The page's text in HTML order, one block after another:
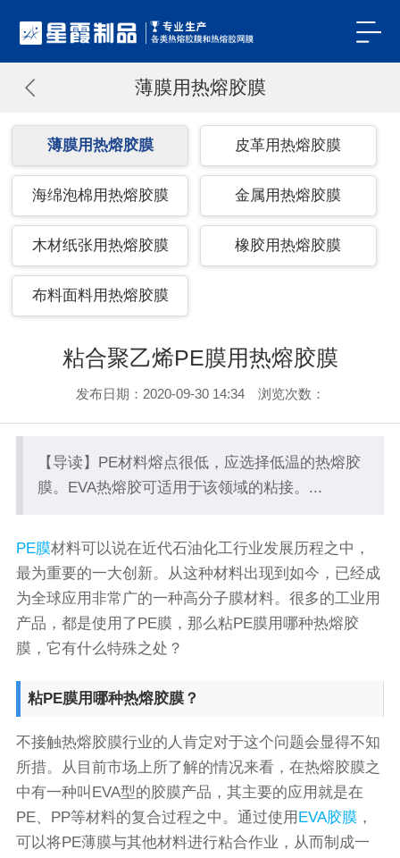
薄膜用热熔胶膜
薄膜用热熔胶膜 皮革用热熔胶膜
海绵泡棉用热熔胶膜 金属用热熔胶膜
木材纸张用热熔胶膜 橡胶用热熔胶膜
布料面料用热熔胶膜
粘合聚乙烯PE膜用热熔胶膜
发布日期：2020-09-30 14:34 浏览次数：
【导读】PE材料熔点很低，应选择低温的热熔胶
膜。EVA热熔胶可适用于该领域的粘接。...
PE膜材料可以说在近代石油化工行业发展历程之中，
最为重要的一大创新。从这种材料出现到如今，已经成
为全球应用非常广的一种高分子膜材料。很多的工业用
产品，都是使用了PE膜，那么粘PE膜用哪种热熔胶
膜，它有什么特殊之处？
粘PE膜用哪种热熔胶膜？
不接触热熔胶膜行业的人肯定对于这个问题会显得不知
所措。从目前市场上所了解的情况来看，在热熔胶膜之
中有一种叫EVA型的胶膜产品，其主要的应用就是在
PE、PP等材料的复合过程之中。通过使用 EVA胶膜 ，
可以将PE薄膜与其他材料进行粘合作业，从而制成一